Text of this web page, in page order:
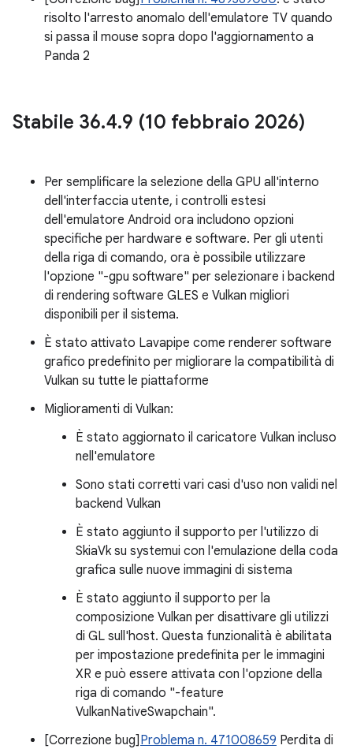
risolto l'arresto anomalo dell'emulatore TV quando
si passa il mouse sopra dopo l'aggiornamento a
Panda 2
Stabile 36.4.9 (10 febbraio 2026)
Per semplificare la selezione della GPU all'interno
dell'interfaccia utente, i controlli estesi
dell'emulatore Android ora includono opzioni
specifiche per hardware e software. Per gli utenti
della riga di comando, ora è possibile utilizzare
l'opzione "-gpu software" per selezionare i backend
di rendering software GLES e Vulkan migliori
disponibili per il sistema.
È stato attivato Lavapipe come renderer software
grafico predefinito per migliorare la compatibilità di
Vulkan su tutte le piattaforme
Miglioramenti di Vulkan:
È stato aggiornato il caricatore Vulkan incluso
nell'emulatore
Sono stati corretti vari casi d'uso non validi nel
backend Vulkan
È stato aggiunto il supporto per l'utilizzo di
SkiaVk su systemui con l'emulazione della coda
grafica sulle nuove immagini di sistema
È stato aggiunto il supporto per la
composizione Vulkan per disattivare gli utilizzi
di GL sull'host. Questa funzionalità è abilitata
per impostazione predefinita per le immagini
XR e può essere attivata con l'opzione della
riga di comando "-feature
VulkanNativeSwapchain".
[Correzione bug] Problema n. 471008659 Perdita di